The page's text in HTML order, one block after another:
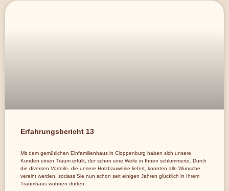
Erfahrungsbericht 13
Mit dem gemütlichen Einfamilienhaus in Cloppenburg haben sich unsere
Kunden einen Traum erfüllt, der schon eine Weile in Ihnen schlummerte. Durch
die diversen Vorteile, die unsere Holzbauweise liefert, konnten alle Wünsche
vereint werden, sodass Sie nun schon seit einigen Jahren glücklich in Ihrem
Traumhaus wohnen dürfen.